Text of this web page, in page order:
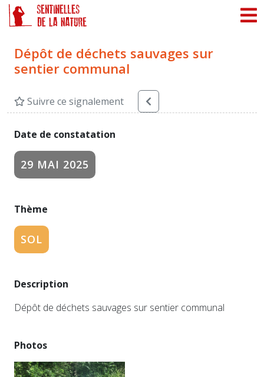
Dépôt de déchets sauvages sur
sentier communal
Suivre ce signalement
Date de constatation
29 MAI 2025
Thème
SOL
Description
Dépôt de déchets sauvages sur sentier communal
Photos
Panneau de gestion des cookies